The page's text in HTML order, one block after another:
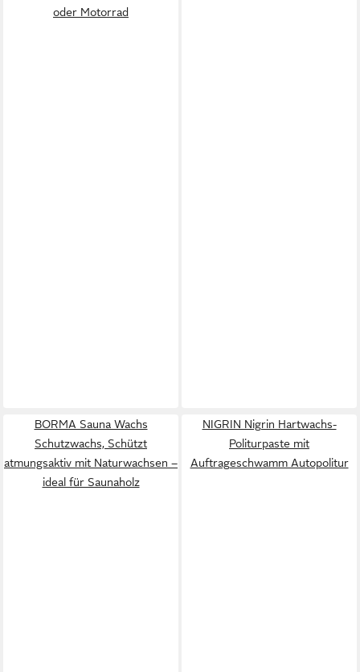
oder Motorrad
BORMA Sauna Wachs
Schutzwachs, Schützt
atmungsaktiv mit Naturwachsen –
ideal für Saunaholz
NIGRIN Nigrin Hartwachs-
Politurpaste mit
Auftrageschwamm Autopolitur